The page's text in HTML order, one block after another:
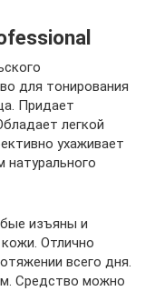
для тонирования
Придает
легкой
ухаживает
натурального
изъяны и
Отлично
всего дня.
Средство можно